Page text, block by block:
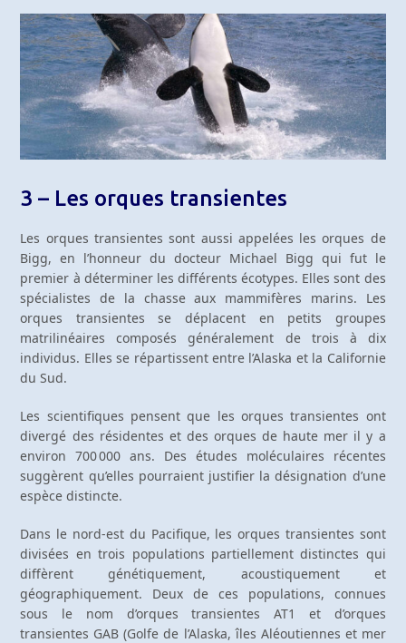
3 – Les orques transientes
Les orques transientes sont aussi appelées les orques de
Bigg, en l’honneur du docteur Michael Bigg qui fut le
premier à déterminer les différents écotypes. Elles sont des
spécialistes de la chasse aux mammifères marins. Les
orques transientes se déplacent en petits groupes
matrilinéaires composés généralement de trois à dix
individus. Elles se répartissent entre l’Alaska et la Californie
du Sud.
Les scientifiques pensent que les orques transientes ont
divergé des résidentes et des orques de haute mer il y a
environ 700 000 ans. Des études moléculaires récentes
suggèrent qu’elles pourraient justifier la désignation d’une
espèce distincte.
Dans le nord-est du Pacifique, les orques transientes sont
divisées en trois populations partiellement distinctes qui
diffèrent génétiquement, acoustiquement et
géographiquement. Deux de ces populations, connues
sous le nom d’orques transientes AT1 et d’orques
transientes GAB (Golfe de l’Alaska, îles Aléoutiennes et mer